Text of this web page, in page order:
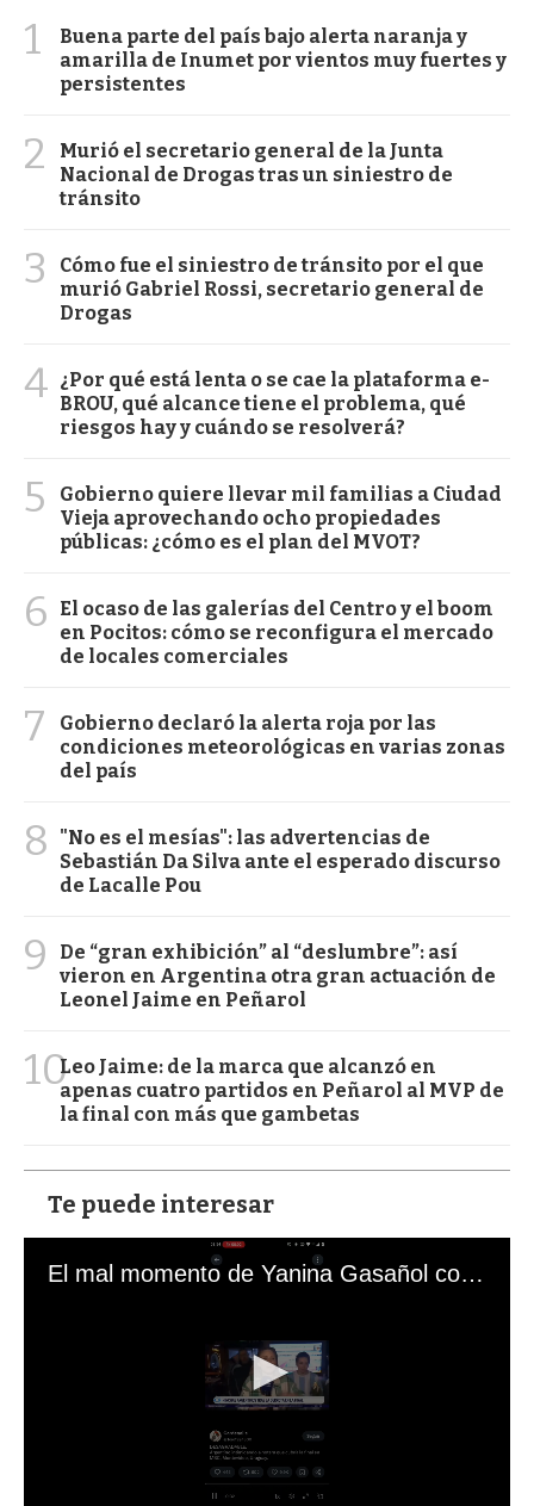
1
Buena parte del país bajo alerta naranja y
amarilla de Inumet por vientos muy fuertes y
persistentes
2
Murió el secretario general de la Junta
Nacional de Drogas tras un siniestro de
tránsito
3
Cómo fue el siniestro de tránsito por el que
murió Gabriel Rossi, secretario general de
Drogas
4 ¿Por qué está lenta o se cae la plataforma e-
BROU, qué alcance tiene el problema, qué
riesgos hay y cuándo se resolverá?
5
Gobierno quiere llevar mil familias a Ciudad
Vieja aprovechando ocho propiedades
públicas: ¿cómo es el plan del MVOT?
6
El ocaso de las galerías del Centro y el boom
en Pocitos: cómo se reconfigura el mercado
de locales comerciales
7
Gobierno declaró la alerta roja por las
condiciones meteorológicas en varias zonas
del país
8
"No es el mesías": las advertencias de
Sebastián Da Silva ante el esperado discurso
de Lacalle Pou
9
De “gran exhibición” al “deslumbre”: así
vieron en Argentina otra gran actuación de
Leonel Jaime en Peñarol
10Leo Jaime: de la marca que alcanzó en
apenas cuatro partidos en Peñarol al MVP de
la final con más que gambetas
Te puede interesar
El mal momento de Yanina Gasañol con un hincha argentino en "Subrayado"